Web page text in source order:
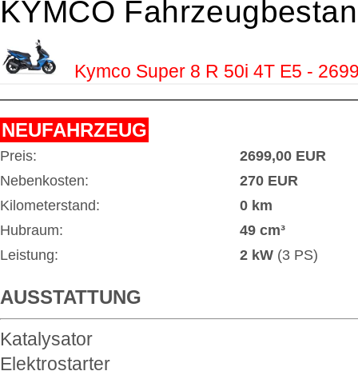
KYMCO
Kymco Super 8 R 50i 4T E5 -
NEUFAHRZEUG
Preis:
2699,00 EUR
Nebenkosten:
270 EUR
Kilometerstand:
0 km
Hubraum:
49 cm³
Leistung:
2 kW (3 PS)
AUSSTATTUNG
Katalysator
Elektrostarter